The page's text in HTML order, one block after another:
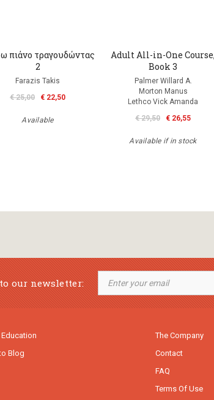
πιάνο τραγουδώντας
2
Farazis Takis
€ 25,00
€ 22,50
Available
Adult All-in-One Course,
Book 3
Palmer Willard A.
Morton Manus
Lethco Vick Amanda
€ 29,50
€ 26,55
Available if in stock
our newsletter:
Blog
The Company
Contact
FAQ
Terms Of Use